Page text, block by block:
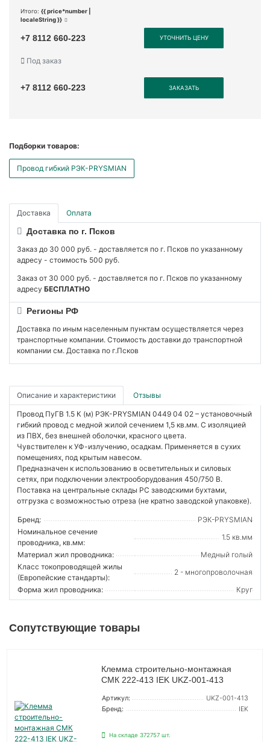
Итого: {{ price*number |
localeString }}
+7 8112 660-223 УТОЧНИТЬ ЦЕНУ
Под заказ
+7 8112 660-223 ЗАКАЗАТЬ
Подборки товаров:
Провод гибкий РЭК-PRYSMIAN
Доставка Оплата
Доставка по г. Псков
Заказ до 30 000 руб. - доставляется по г. Псков по указанному
адресу - стоимость 500 руб.
Заказ от 30 000 руб. - доставляется по г. Псков по указанному
адресу БЕСПЛАТНО
Регионы РФ
Доставка по иным населенным пунктам осуществляется через
транспортные компании. Стоимость доставки до транспортной
компании см. Доставка по г.Псков
Описание и характеристики Отзывы
Провод ПуГВ 1.5 К (м) РЭК-PRYSMIAN 0449 04 02 – установочный
гибкий провод с медной жилой сечением 1,5 кв.мм. С изоляцией
из ПВХ, без внешней оболочки, красного цвета.
Чувствителен к УФ-излучению, осадкам. Применяется в сухих
помещениях, под крытым навесом.
Предназначен к использованию в осветительных и силовых
сетях, при подключении электрооборудования 450/750 В.
Поставка на центральные склады РС заводскими бухтами,
отгрузка с возможностью отреза (не кратно заводской упаковке).
Бренд:
РЭК-PRYSMIAN
Номинальное сечение
проводника, кв.мм:
1.5 кв.мм
Материал жил проводника:
Медный голый
Класс токопроводящей жилы
(Европейские стандарты):
2 - многопроволочная
Форма жил проводника:
Круг
Сопутствующие товары
Клемма строительно-монтажная
СМК 222-413 IEK UKZ-001-413
Артикул:
UKZ-001-413
Бренд:
IEK
На складе 372757 шт.